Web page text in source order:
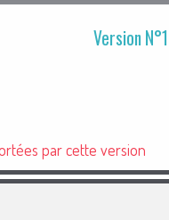
Version
par cette version